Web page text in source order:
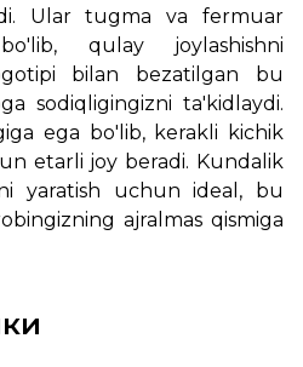
Ular tugma va fermuar
qulay joylashishni
bilan bezatilgan bu
sodiqligingizni ta'kidlaydi.
ega bo'lib, kerakli kichik
etarli joy beradi. Kundalik
yaratish uchun ideal, bu
ajralmas qismiga